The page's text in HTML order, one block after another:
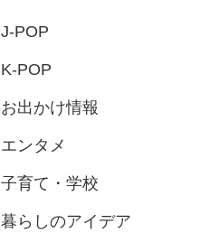
J-POP
K-POP
お出かけ情報
エンタメ
子育て・学校
暮らしのアイデア